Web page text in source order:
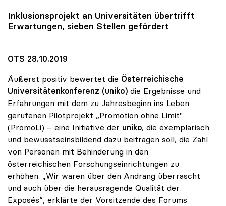
Inklusionsprojekt an Universitäten übertrifft
Erwartungen, sieben Stellen gefördert
OTS 28.10.2019
Äußerst positiv bewertet die Österreichische
Universitätenkonferenz (uniko) die Ergebnisse und
Erfahrungen mit dem zu Jahresbeginn ins Leben
gerufenen Pilotprojekt „Promotion ohne Limit"
(PromoLi) – eine Initiative der uniko, die exemplarisch
und bewusstseinsbildend dazu beitragen soll, die Zahl
von Personen mit Behinderung in den
österreichischen Forschungseinrichtungen zu
erhöhen. „Wir waren über den Andrang überrascht
und auch über die herausragende Qualität der
Exposés“, erklärte der Vorsitzende des Forums